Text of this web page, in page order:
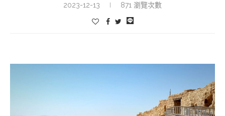
2023-12-13 871 瀏覽次數